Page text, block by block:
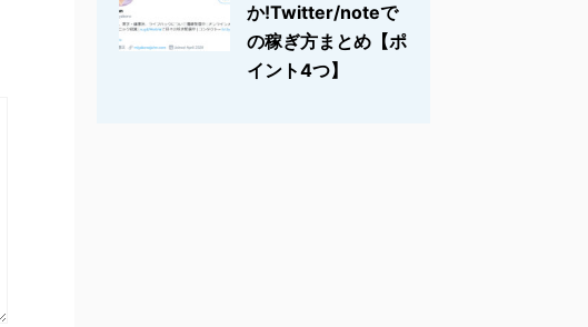
か!Twitter/noteで
の稼ぎ方まとめ【ポ
イント4つ】